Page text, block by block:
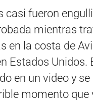
casi fueron
mientras
en la costa de
Estados Unidos.
en un video y se
momento que